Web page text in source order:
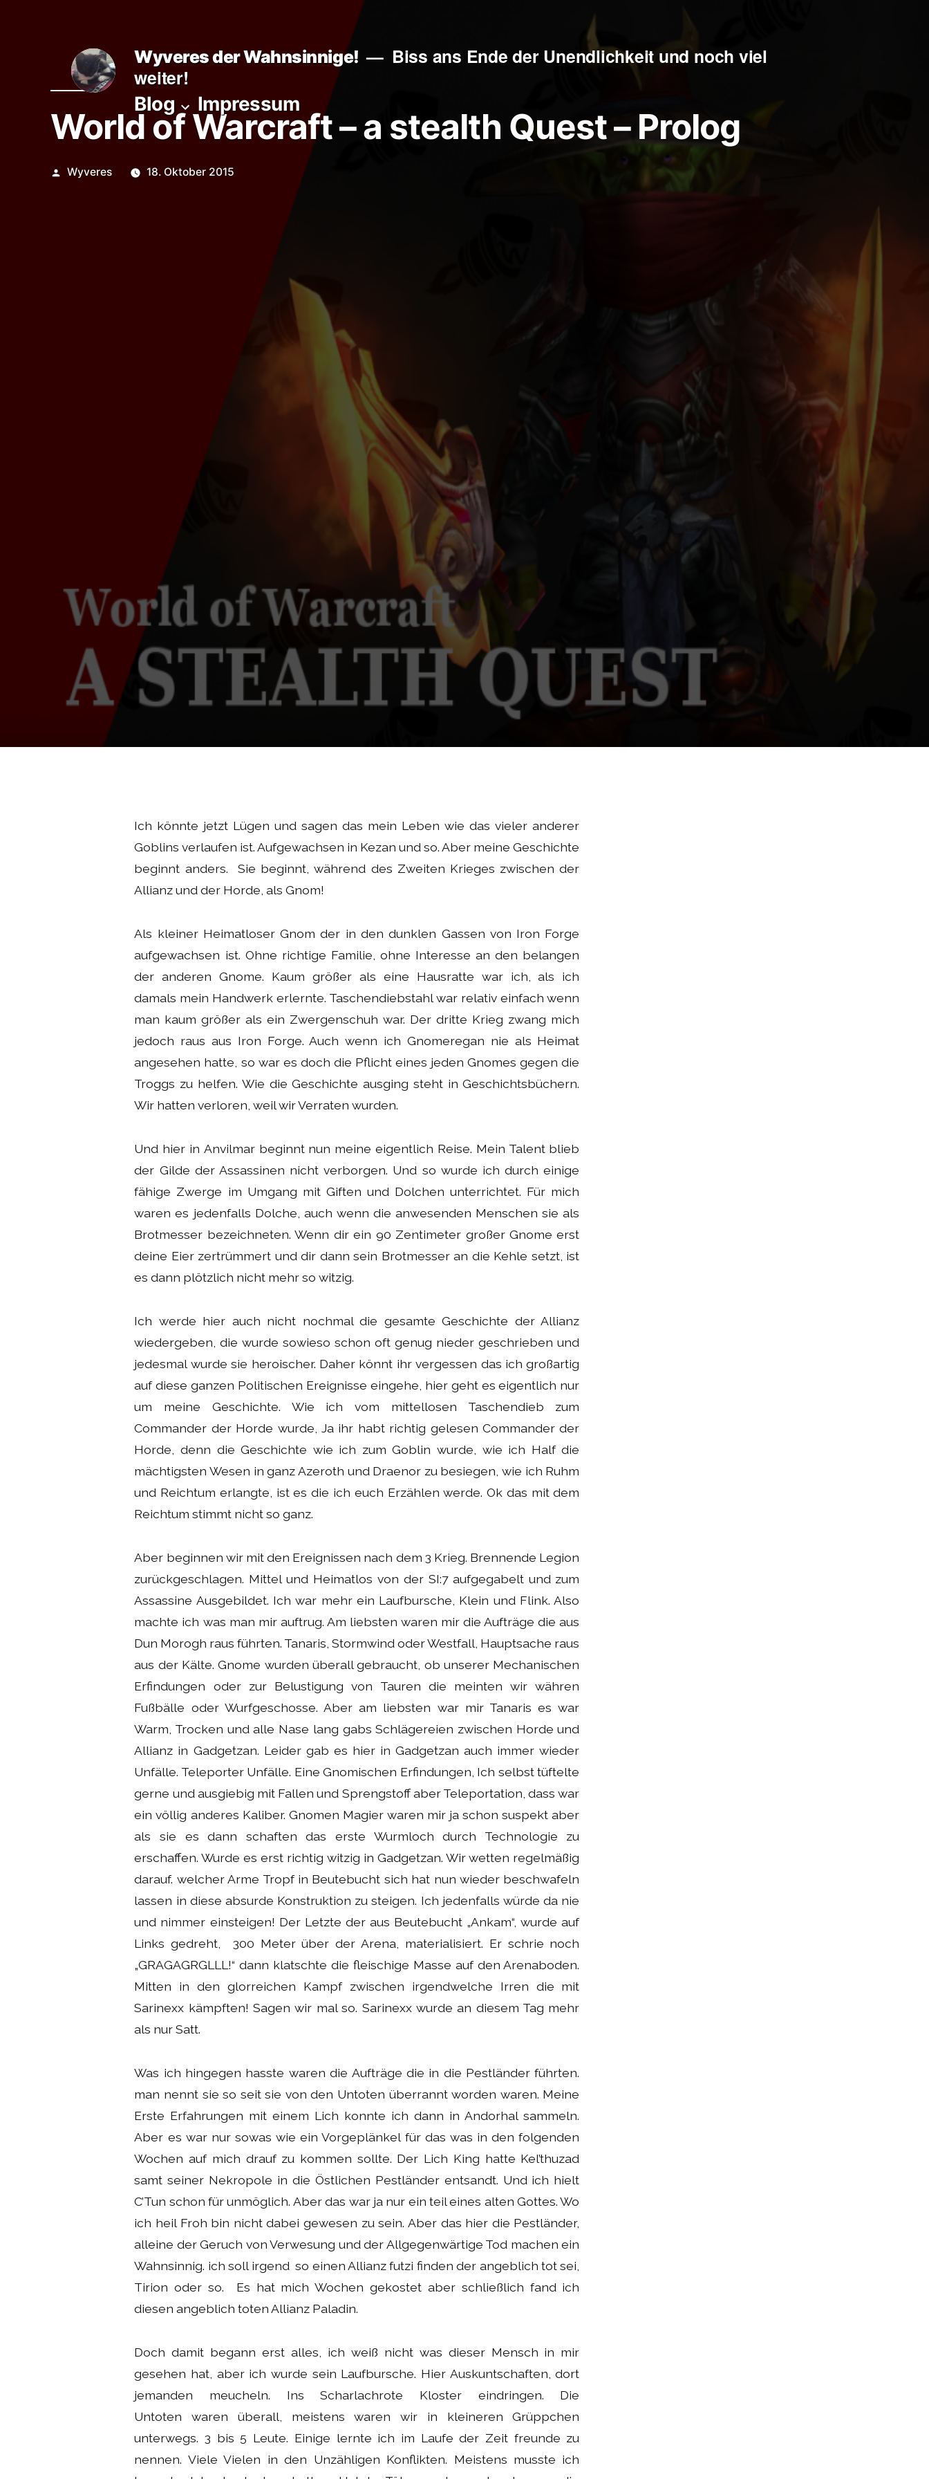
Wyveres der Wahnsinnige!
Biss ans Ende der Unendlichkeit und noch viel
weiter!
Blog Impressum
World of Warcraft – a stealth Quest – Prolog
Veröffentlicht
Wyveres 18. Oktober 2015
Ich könnte jetzt Lügen und sagen das mein Leben wie das vieler anderer
Goblins verlaufen ist. Aufgewachsen in Kezan und so. Aber meine Geschichte
beginnt anders. Sie beginnt, während des Zweiten Krieges zwischen der
Allianz und der Horde, als Gnom!
Als kleiner Heimatloser Gnom der in den dunklen Gassen von Iron Forge
aufgewachsen ist. Ohne richtige Familie, ohne Interesse an den belangen
der anderen Gnome. Kaum größer als eine Hausratte war ich, als ich
damals mein Handwerk erlernte. Taschendiebstahl war relativ einfach wenn
man kaum größer als ein Zwergenschuh war. Der dritte Krieg zwang mich
jedoch raus aus Iron Forge. Auch wenn ich Gnomeregan nie als Heimat
angesehen hatte, so war es doch die Pflicht eines jeden Gnomes gegen die
Troggs zu helfen. Wie die Geschichte ausging steht in Geschichtsbüchern.
Wir hatten verloren, weil wir Verraten wurden.
Und hier in Anvilmar beginnt nun meine eigentlich Reise. Mein Talent blieb
der Gilde der Assassinen nicht verborgen. Und so wurde ich durch einige
fähige Zwerge im Umgang mit Giften und Dolchen unterrichtet. Für mich
waren es jedenfalls Dolche, auch wenn die anwesenden Menschen sie als
Brotmesser bezeichneten. Wenn dir ein 90 Zentimeter großer Gnome erst
deine Eier zertrümmert und dir dann sein Brotmesser an die Kehle setzt, ist
es dann plötzlich nicht mehr so witzig.
Ich werde hier auch nicht nochmal die gesamte Geschichte der Allianz
wiedergeben, die wurde sowieso schon oft genug nieder geschrieben und
jedesmal wurde sie heroischer. Daher könnt ihr vergessen das ich großartig
auf diese ganzen Politischen Ereignisse eingehe, hier geht es eigentlich nur
um meine Geschichte. Wie ich vom mittellosen Taschendieb zum
Commander der Horde wurde, Ja ihr habt richtig gelesen Commander der
Horde, denn die Geschichte wie ich zum Goblin wurde, wie ich Half die
mächtigsten Wesen in ganz Azeroth und Draenor zu besiegen, wie ich Ruhm
und Reichtum erlangte, ist es die ich euch Erzählen werde. Ok das mit dem
Reichtum stimmt nicht so ganz.
Aber beginnen wir mit den Ereignissen nach dem 3 Krieg. Brennende Legion
zurückgeschlagen. Mittel und Heimatlos von der SI:7 aufgegabelt und zum
Assassine Ausgebildet. Ich war mehr ein Laufbursche, Klein und Flink. Also
machte ich was man mir auftrug. Am liebsten waren mir die Aufträge die aus
Dun Morogh raus führten. Tanaris, Stormwind oder Westfall, Hauptsache raus
aus der Kälte. Gnome wurden überall gebraucht, ob unserer Mechanischen
Erfindungen oder zur Belustigung von Tauren die meinten wir währen
Fußbälle oder Wurfgeschosse. Aber am liebsten war mir Tanaris es war
Warm, Trocken und alle Nase lang gabs Schlägereien zwischen Horde und
Allianz in Gadgetzan. Leider gab es hier in Gadgetzan auch immer wieder
Unfälle. Teleporter Unfälle. Eine Gnomischen Erfindungen, Ich selbst tüftelte
gerne und ausgiebig mit Fallen und Sprengstoff aber Teleportation, dass war
ein völlig anderes Kaliber. Gnomen Magier waren mir ja schon suspekt aber
als sie es dann schaften das erste Wurmloch durch Technologie zu
erschaffen. Wurde es erst richtig witzig in Gadgetzan. Wir wetten regelmäßig
darauf. welcher Arme Tropf in Beutebucht sich hat nun wieder beschwafeln
lassen in diese absurde Konstruktion zu steigen. Ich jedenfalls würde da nie
und nimmer einsteigen! Der Letzte der aus Beutebucht „Ankam“, wurde auf
Links gedreht, 300 Meter über der Arena, materialisiert. Er schrie noch
„GRAGAGRGLLL!“ dann klatschte die fleischige Masse auf den Arenaboden.
Mitten in den glorreichen Kampf zwischen irgendwelche Irren die mit
Sarinexx kämpften! Sagen wir mal so. Sarinexx wurde an diesem Tag mehr
als nur Satt.
Was ich hingegen hasste waren die Aufträge die in die Pestländer führten.
man nennt sie so seit sie von den Untoten überrannt worden waren. Meine
Erste Erfahrungen mit einem Lich konnte ich dann in Andorhal sammeln.
Aber es war nur sowas wie ein Vorgeplänkel für das was in den folgenden
Wochen auf mich drauf zu kommen sollte. Der Lich King hatte Kel’thuzad
samt seiner Nekropole in die Östlichen Pestländer entsandt. Und ich hielt
C’Tun schon für unmöglich. Aber das war ja nur ein teil eines alten Gottes. Wo
ich heil Froh bin nicht dabei gewesen zu sein. Aber das hier die Pestländer,
alleine der Geruch von Verwesung und der Allgegenwärtige Tod machen ein
Wahnsinnig. ich soll irgend so einen Allianz futzi finden der angeblich tot sei,
Tirion oder so. Es hat mich Wochen gekostet aber schließlich fand ich
diesen angeblich toten Allianz Paladin.
Doch damit begann erst alles, ich weiß nicht was dieser Mensch in mir
gesehen hat, aber ich wurde sein Laufbursche. Hier Auskuntschaften, dort
jemanden meucheln. Ins Scharlachrote Kloster eindringen. Die
Untoten waren überall, meistens waren wir in kleineren Grüppchen
unterwegs. 3 bis 5 Leute. Einige lernte ich im Laufe der Zeit freunde zu
nennen. Viele Vielen in den Unzähligen Konflikten. Meistens musste ich